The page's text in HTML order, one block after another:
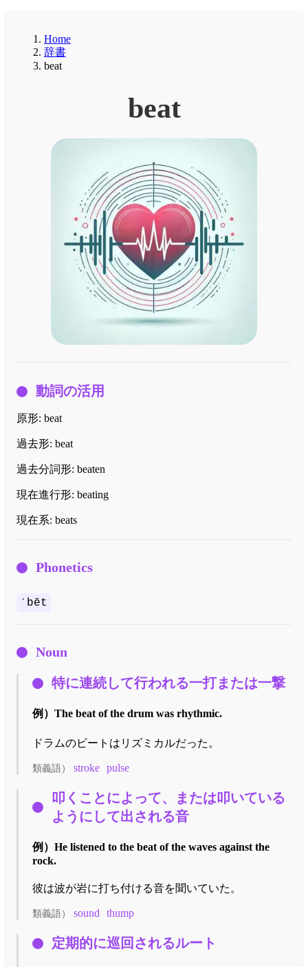
Home
辞書
beat
beat
動詞の活用
原形: beat
過去形: beat
過去分詞形: beaten
現在進行形: beating
現在系: beats
Phonetics
ˈbēt
Noun
特に連続して行われる一打または一撃
例） The beat of the drum was rhythmic.
ドラムのビートはリズミカルだった。
類義語） stroke pulse
叩くことによって、または叩いている
ようにして出される音
例） He listened to the beat of the waves against the
rock.
彼は波が岩に打ち付ける音を聞いていた。
類義語） sound thump
定期的に巡回されるルート